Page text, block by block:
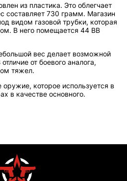
из пластика. Это облегчает
составляет 730 грамм. Магазин
видом газовой трубки, которая
В него помещается 44 BB
вес делает возможной
от боевого аналога,
тяжел.
оружие, которое используется в
в качестве основного.